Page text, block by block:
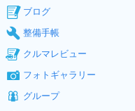
ブログ
整備手帳
クルマレビュー
フォトギャラリー
グループ